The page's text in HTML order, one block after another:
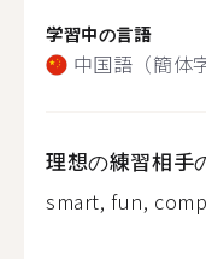
学習中の言語
中国語（簡体
理想の練習相手
smart, fun,